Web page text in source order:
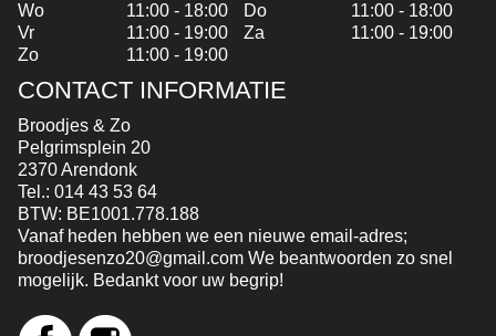
Wo
11:00 - 18:00 Do
11:00 - 18:00
Vr
11:00 - 19:00 Za
11:00 - 19:00
Zo
11:00 - 19:00
CONTACT INFORMATIE
Broodjes & Zo
Pelgrimsplein 20
2370 Arendonk
Tel.: 014 43 53 64
BTW: BE1001.778.188
Vanaf heden hebben we een nieuwe email-adres;
broodjesenzo20@gmail.com We beantwoorden zo snel
mogelijk. Bedankt voor uw begrip!